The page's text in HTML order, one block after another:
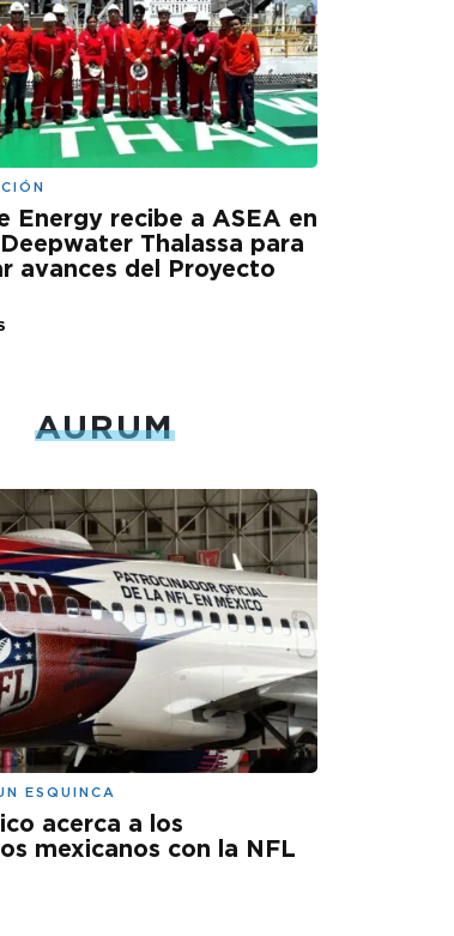
Energy recibe a ASEA en
Thalassa para
avances del Proyecto
AURUM
ESQUINCA
acerca a los
mexicanos con la NFL